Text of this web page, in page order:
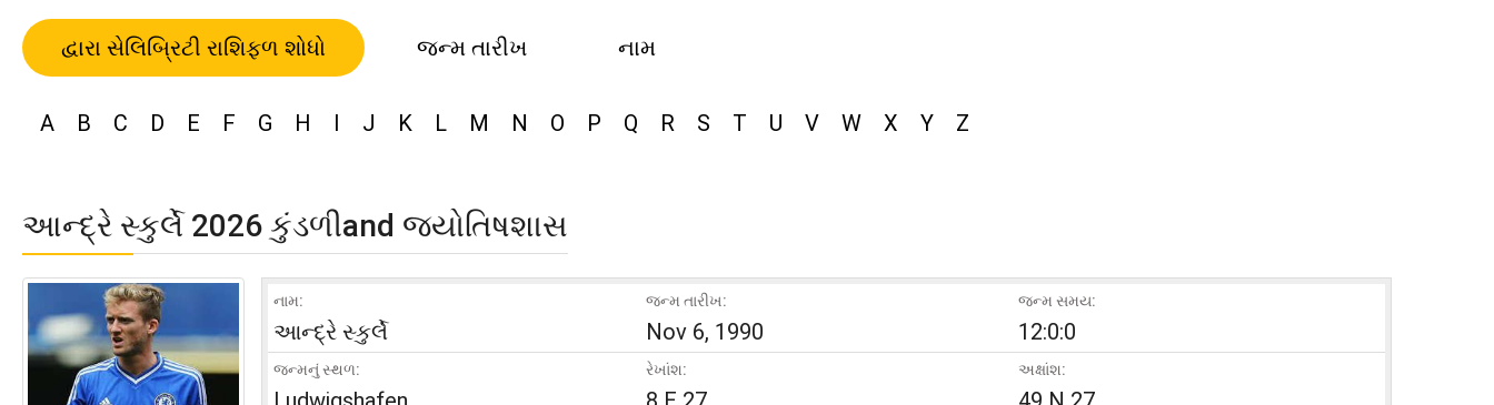
દ્વારા સેલિબ્રિટી રાશિફળ શોધો જન્મ તારીખ નામ
A B C D E F G H I J K L M N O P Q R S T U V W X Y Z
આન્દ્રે સ્કુર્લે 2026 કુંડળીand જ્યોતિષશાસ
નામ:
આન્દ્રે સ્કુર્લે
જન્મ તારીખ:
Nov 6, 1990
જન્મ સમય:
12:0:0
જન્મનું સ્થળ: રેખાંશ: અક્ષાંશ: